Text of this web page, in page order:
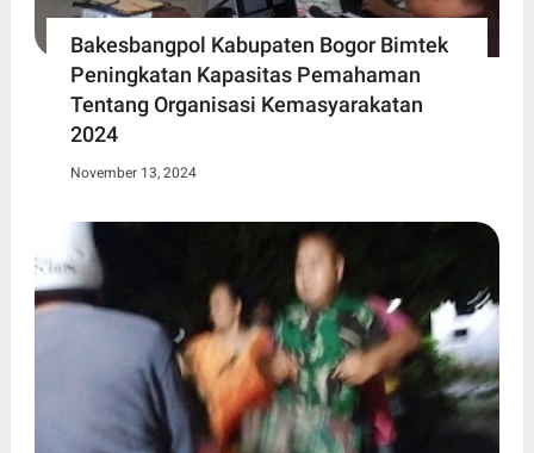
Bakesbangpol Kabupaten Bogor Bimtek
Peningkatan Kapasitas Pemahaman
Tentang Organisasi Kemasyarakatan
2024
November 13, 2024